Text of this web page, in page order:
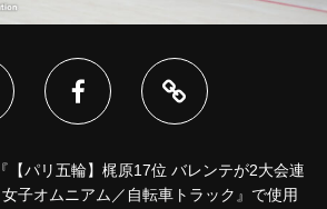
【パリ五輪】梶原17位 バレンテが2大会連
子オムニアム／自転車トラック』で使用